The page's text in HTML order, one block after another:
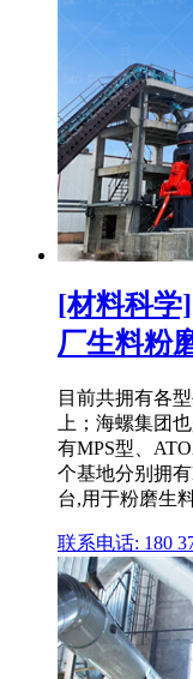
[材料科学
厂生料粉
目前共拥有各
上；海螺集团
有MPS型、
个基地分别拥
台,用于粉磨生
联系电话: 180